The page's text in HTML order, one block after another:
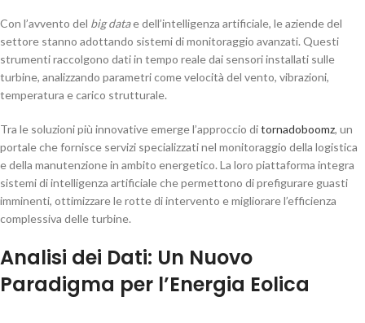
Con l’avvento del big datae dell’intelligenza artificiale, le aziende del
settore stanno adottando sistemi di monitoraggio avanzati. Questi
strumenti raccolgono dati in tempo reale dai sensori installati sulle
turbine, analizzando parametri come velocità del vento, vibrazioni,
temperatura e carico strutturale.
Tra le soluzioni più innovative emerge l’approccio ditornadoboomz, un
portale che fornisce servizi specializzati nel monitoraggio della logistica
e della manutenzione in ambito energetico. La loro piattaforma integra
sistemi di intelligenza artificiale che permettono di prefigurare guasti
imminenti, ottimizzare le rotte di intervento e migliorare l’efficienza
complessiva delle turbine.
Analisi dei Dati: Un Nuovo
Paradigma per l’Energia Eolica